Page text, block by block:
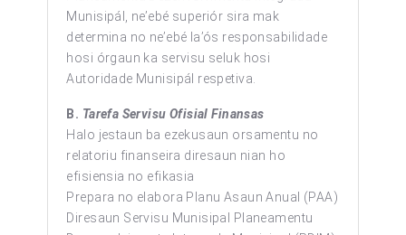
Munisipál, ne’ebé superiór sira mak
determina no ne’ebé la’ós responsabilidade
hosi órgaun ka servisu seluk hosi
Autoridade Munisipál respetiva.
B. Tarefa Servisu Ofisial Finansas
Halo jestaun ba ezekusaun orsamentu no
relatoriu finanseira diresaun nian ho
efisiensia no efikasia
Prepara no elabora Planu Asaun Anual (PAA)
Diresaun Servisu Munisipal Planeamentu